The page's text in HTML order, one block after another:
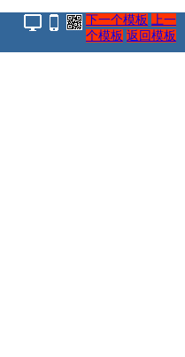
下一个模板 上一
个模板 返回模板